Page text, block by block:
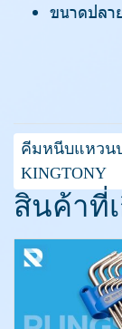
ขนาดปลา
คีมหนีบแหวนป
KINGTONY
สินค้าที่